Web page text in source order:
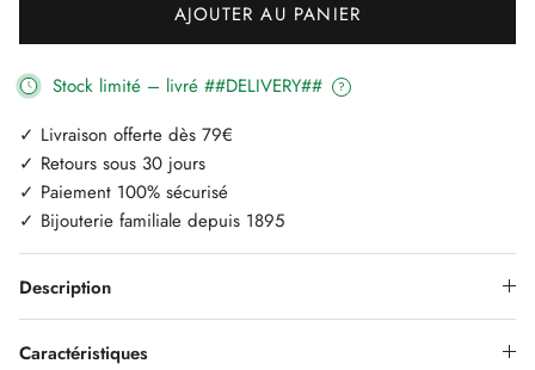
AJOUTER AU PANIER
Stock limité – livré ##DELIVERY## ?
✓ Livraison offerte dès 79€
✓ Retours sous 30 jours
✓ Paiement 100% sécurisé
✓ Bijouterie familiale depuis 1895
Description
Caractéristiques